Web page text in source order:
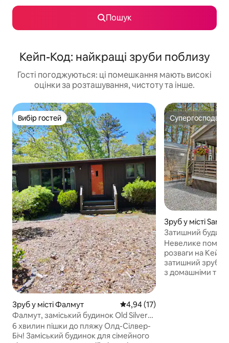
Пошук
Кейп-Код: найкращі зруби поблизу
Гості погоджуються: ці помешкання мають високі
оцінки за розташування, чистоту та інше.
Вибір гостей
Вибір гостей
Зруб у місті Фалмут Середня оцінка: 4,94 з 5,
4,94 (17)
Фалмут, заміський будинок Old Silver
Beach, 6 хвилин пішки!
6 хвилин пішки до пляжу Олд-Сілвер-
Біч! Заміський будинок для сімейного
Супергосподар
Супергосподар
Зруб у місті
Затишний
| Басейн, пляж і
Невелике
розваги на Кейп-
затишний зруб,
з домашніми